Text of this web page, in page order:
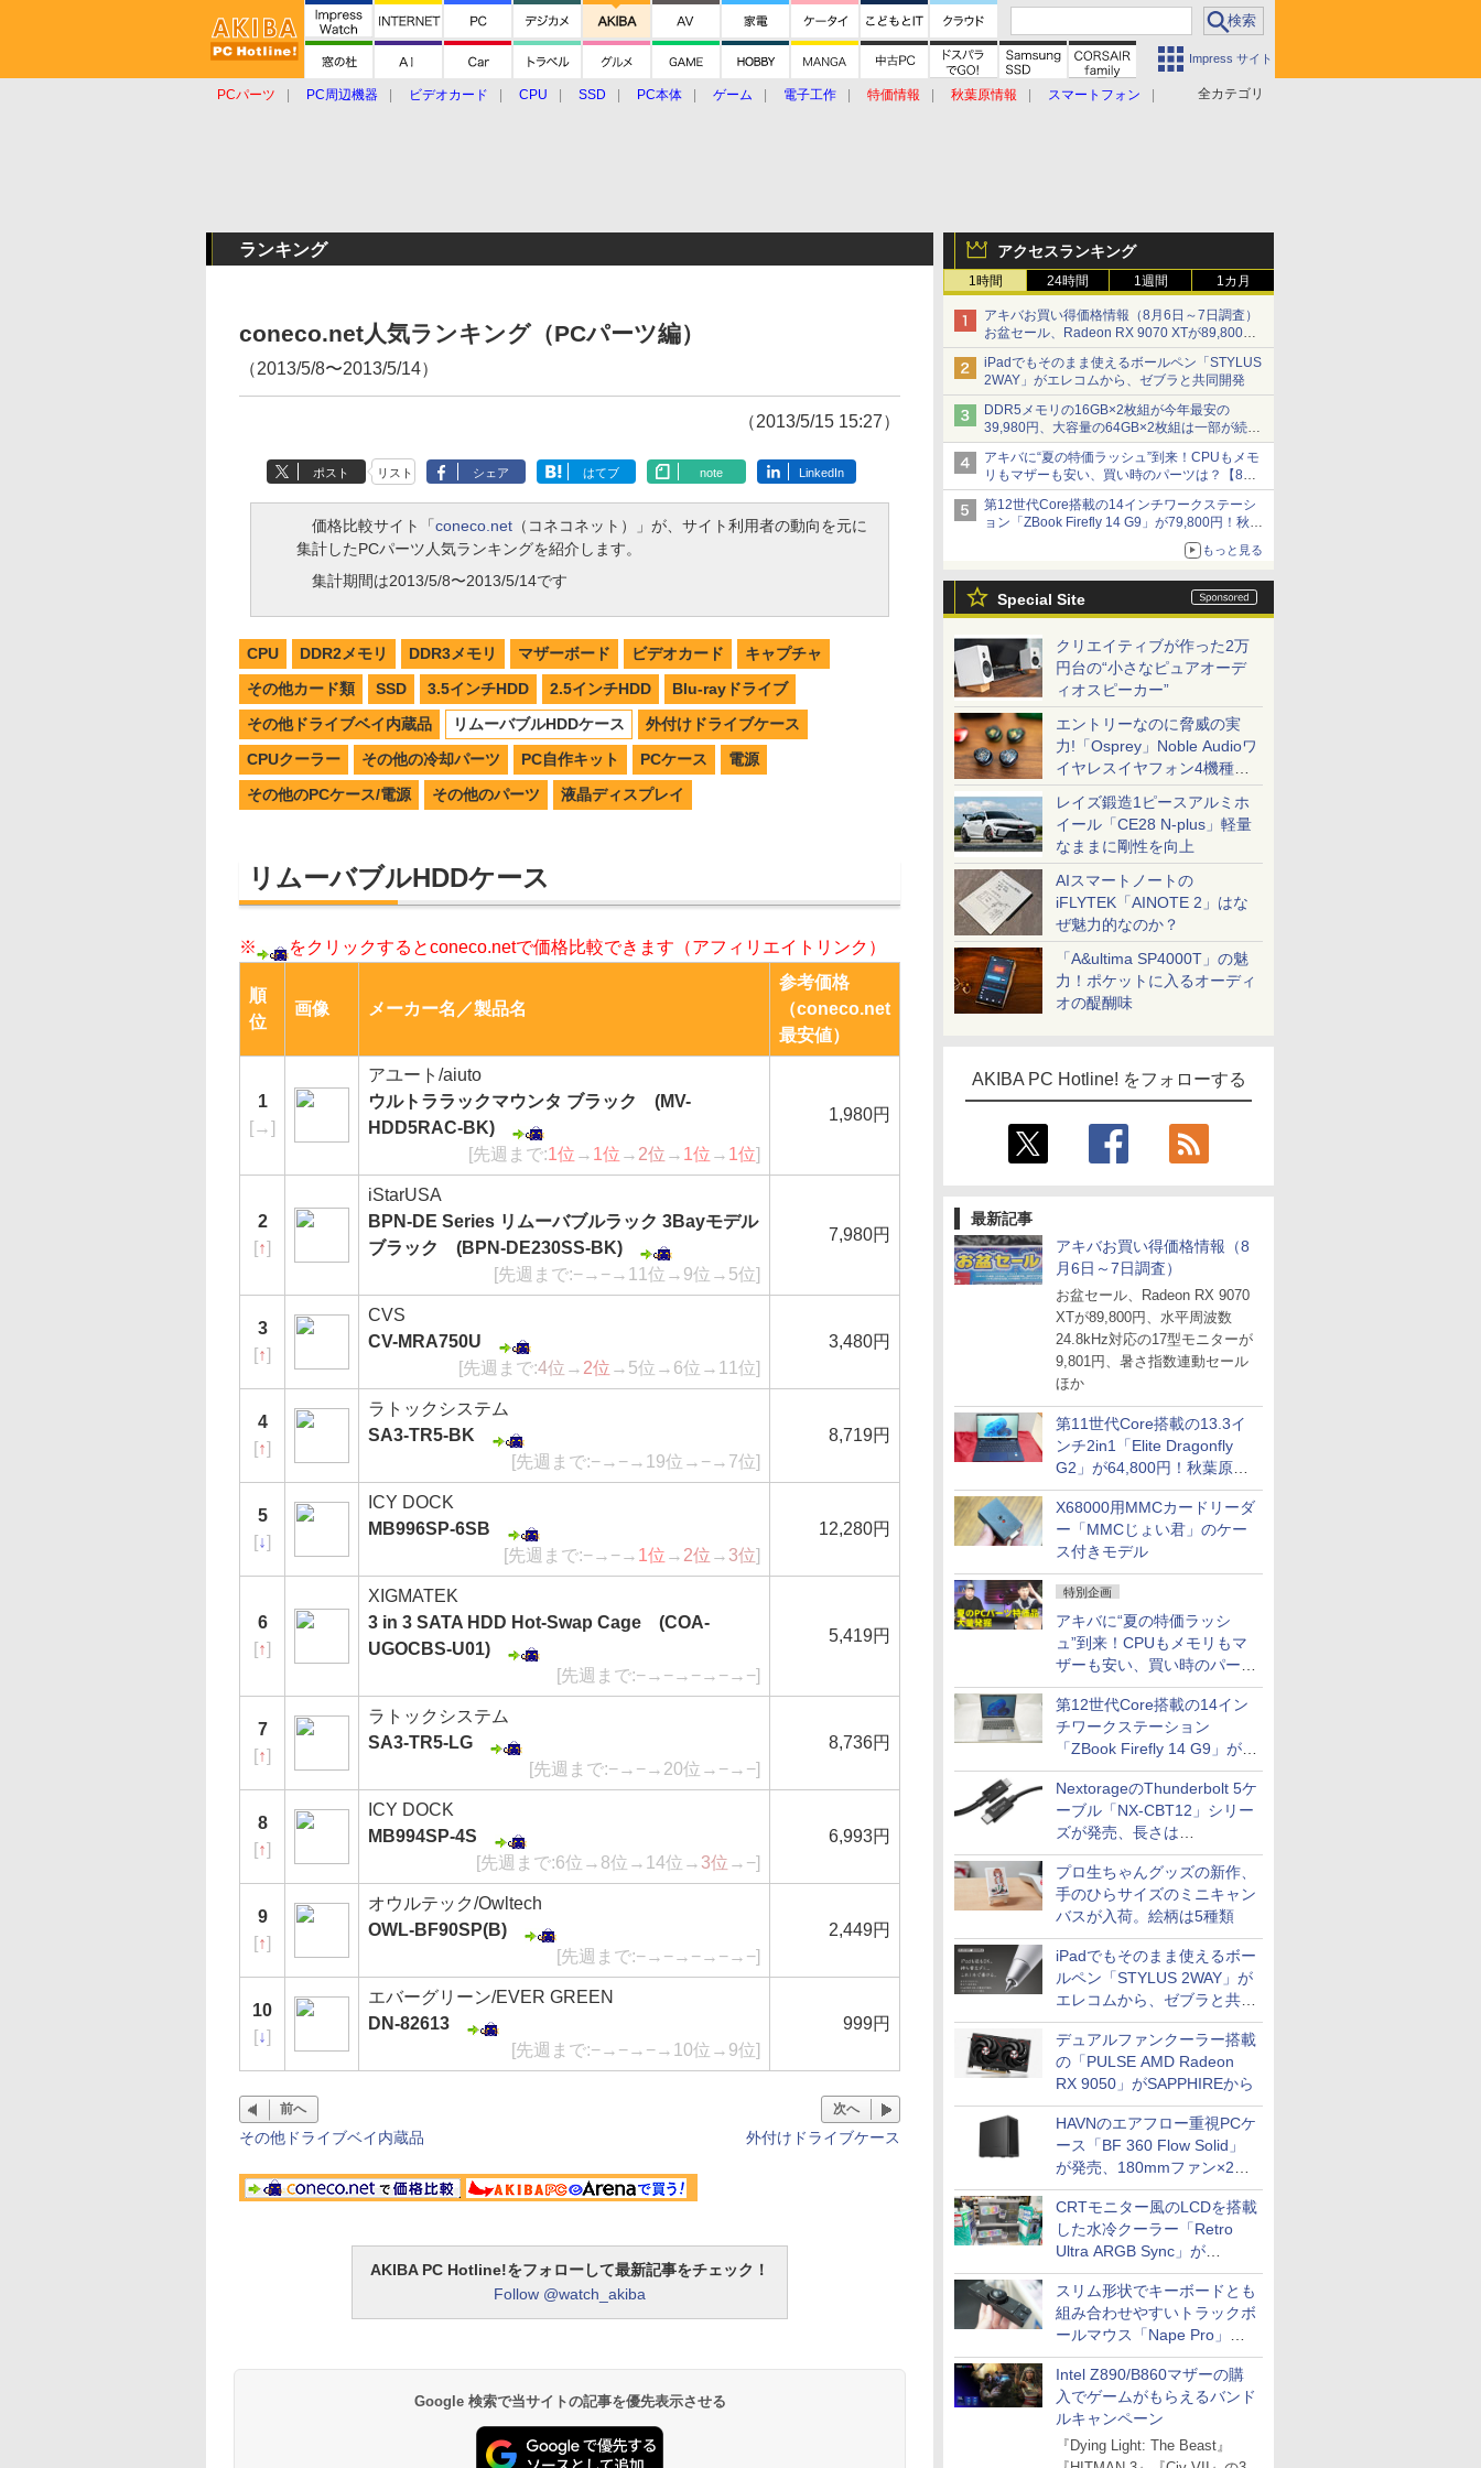
Impress サイト
全カテゴリ
PCパーツ PC周辺機器 ビデオカード CPU SSD PC本体 ゲーム 電子工作 特価情報 秋葉原情報
スマートフォン
アクセスランキング
1時間 24時間 1週間 1カ月
アキバお買い得価格情報（8月6日～7日調査）
お盆セール、Radeon RX 9070 XTが89,800
円、水平周波数24.8kHz対応の17型モニターが
9,801円、暑さ指数連動セール ほか
iPadでもそのまま使えるボールペン「STYLUS
2WAY」がエレコムから、ゼブラと共同開発
DDR5メモリの16GB×2枚組が今年最安の
39,980円、大容量の64GB×2枚組は一部が続騰
[8月前半のメモリ価格]
アキバに“夏の特価ラッシュ”到来！CPUもメモ
リもマザーも安い、買い時のパーツは？【8月7
日(金)22時配信】
第12世代Core搭載の14インチワークステーシ
ョン「ZBook Firefly 14 G9」が79,800円！秋葉
もっと見る
Special Site
クリエイティブが作った2万
円台の“小さなピュアオーデ
ィオスピーカー”
エントリーなのに脅威の実
力!「Osprey」Noble Audioワ
イヤレスイヤフォン4機種を
一気に聴く
レイズ鍛造1ピースアルミホ
イール「CE28 N-plus」軽量
なままに剛性を向上
AIスマートノートの
iFLYTEK「AINOTE 2」はな
ぜ魅力的なのか？
「A&ultima SP4000T」の魅
力！ポケットに入るオーディ
オの醍醐味
AKIBA PC Hotline! をフォローする
最新記事
アキバお買い得価格情報（8
月6日～7日調査）
お盆セール、Radeon RX 9070
XTが89,800円、水平周波数
24.8kHz対応の17型モニターが
9,801円、暑さ指数連動セール
ほか
第11世代Core搭載の13.3イ
ンチ2in1「Elite Dragonfly
G2」が64,800円！秋葉原で
中古PCセール
X68000用MMCカードリーダ
ー「MMCじょい君」のケー
ス付きモデル
特別企画
アキバに“夏の特価ラッシ
ュ”到来！CPUもメモリもマ
ザーも安い、買い時のパーツ
は？【8月7日(金)22時配信】
第12世代Core搭載の14イン
チワークステーション
「ZBook Firefly 14 G9」が
79,800円！秋葉原で中古PC
セール
NextorageのThunderbolt 5ケ
ーブル「NX-CBT12」シリー
ズが発売、長さは
30cm/50cm/1mの3種類
プロ生ちゃんグッズの新作、
手のひらサイズのミニキャン
バスが入荷。絵柄は5種類
iPadでもそのまま使えるボー
ルペン「STYLUS 2WAY」が
エレコムから、ゼブラと共同
開発
デュアルファンクーラー搭載
の「PULSE AMD Radeon
RX 9050」がSAPPHIREから
HAVNのエアフロー重視PCケ
ース「BF 360 Flow Solid」
が発売、180mmファン×2搭
載
CRTモニター風のLCDを搭載
した水冷クーラー「Retro
Ultra ARGB Sync」が
Thermaltakeから
スリム形状でキーボードとも
組み合わせやすいトラックボ
ールマウス「Nape Pro」が
Keychronから
Intel Z890/B860マザーの購
入でゲームがもらえるバンド
ルキャンペーン
『Dying Light: The Beast』
ランキング
coneco.net人気ランキング（PCパーツ編）
（2013/5/8〜2013/5/14）
（2013/5/15 15:27）
ポスト リスト シェア はてブ note LinkedIn
価格比較サイト「coneco.net（コネコネット）」が、サイト利用者の動向を元に
集計したPCパーツ人気ランキングを紹介します。
集計期間は2013/5/8〜2013/5/14です
CPU DDR2メモリ DDR3メモリ マザーボード ビデオカード
キャプチャ
その他カード類
SSD 3.5インチHDD 2.5インチHDD
Blu-rayドライブ
その他ドライブベイ内蔵品
リムーバブルHDDケース
外付けドライブケース
CPUクーラー
その他の冷却パーツ PC自作キット PCケース
電源
その他のPCケース/電源
その他のパーツ 液晶ディスプレイ
リムーバブルHDDケース
※ をクリックするとconeco.netで価格比較できます（アフィリエイトリンク）
順
位
画像 メーカー名／製品名
参考価格
（coneco.net
最安値）
1
[→]
アユート/aiuto
ウルトララックマウンタ ブラック (MV-
HDD5RAC-BK)
[先週まで:1位 → 1位 → 2位 → 1位 → 1位]
1,980円
2
[↑]
iStarUSA
BPN-DE Series リムーバブルラック 3Bayモデル
ブラック (BPN-DE230SS-BK)
[先週まで:−→−→11位→9位→5位]
7,980円
3
[↑]
CVS
CV-MRA750U
[先週まで:4位 → 2位 →5位→6位→11位]
3,480円
4
[↑]
ラトックシステム
SA3-TR5-BK
[先週まで:−→−→19位→−→7位]
8,719円
5
[↓]
ICY DOCK
MB996SP-6SB
[先週まで:−→−→ 1位 → 2位 → 3位]
12,280円
6
[↑]
XIGMATEK
3 in 3 SATA HDD Hot-Swap Cage (COA-
UGOCBS-U01)
[先週まで:−→−→−→−→−]
5,419円
7
[↑]
ラトックシステム
SA3-TR5-LG
[先週まで:−→−→20位→−→−]
8,736円
8
[↑]
ICY DOCK
MB994SP-4S
[先週まで:6位→8位→14位→ 3位 →−]
6,993円
9
[↑]
オウルテック/Owltech
OWL-BF90SP(B)
[先週まで:−→−→−→−→−]
2,449円
10
[↓]
エバーグリーン/EVER GREEN
DN-82613
[先週まで:−→−→−→10位→9位]
999円
前へ
その他ドライブベイ内蔵品
次へ
外付けドライブケース
AKIBA PC Hotline!をフォローして最新記事をチェック！
Follow @watch_akiba
Google 検索で当サイトの記事を優先表示させる